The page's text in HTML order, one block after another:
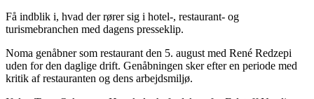
Få indblik i, hvad der rører sig i hotel-, restaurant- og
turismebranchen med dagens presseklip.
Noma genåbner som restaurant den 5. august med René Redzepi
uden for den daglige drift. Genåbningen sker efter en periode med
kritik af restauranten og dens arbejdsmiljø.